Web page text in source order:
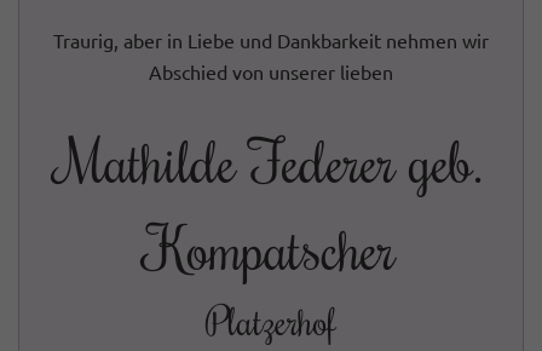
Traurig, aber in Liebe und Dankbarkeit nehmen wir
Abschied von unserer lieben
Mathilde Federer geb.
Kompatscher
Platzerhof